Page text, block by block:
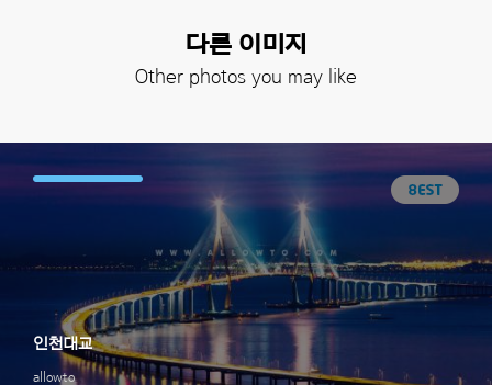
다른 이미지
Other photos you may like
allowto
인천대교